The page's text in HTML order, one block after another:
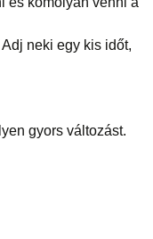
neki egy kis időt,
gyors változást.